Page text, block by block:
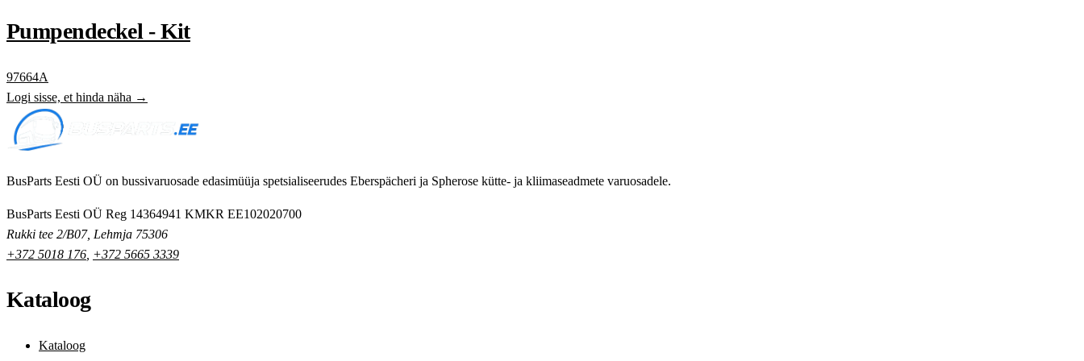
Pumpendeckel - Kit
97664A
Logi sisse, et hinda näha →
BusParts Eesti OÜ on bussivaruosade edasimüüja spetsialiseerudes Eberspächeri ja Spherose kütte- ja kliimaseadmete varuosadele.
BusParts Eesti OÜ Reg 14364941 KMKR EE102020700
Rukki tee 2/B07, Lehmja 75306
+372 5018 176 +372 5665 3339
Kataloog
Kataloog